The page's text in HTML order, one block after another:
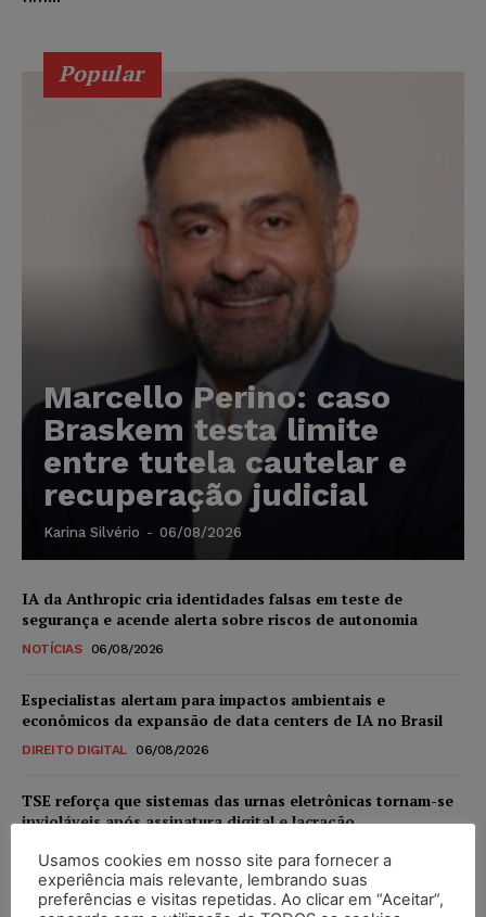
Popular
Marcello Perino: caso
Braskem testa limite
entre tutela cautelar e
recuperação judicial
Karina Silvério - 06/08/2026
IA da Anthropic cria identidades falsas em teste de
segurança e acende alerta sobre riscos de autonomia
NOTÍCIAS 06/08/2026
Especialistas alertam para impactos ambientais e
econômicos da expansão de data centers de IA no Brasil
DIREITO DIGITAL 06/08/2026
TSE reforça que sistemas das urnas eletrônicas tornam-se
invioláveis após assinatura digital e lacração
NOTÍCIAS 06/08/2026
STF inicia julgamento sobre constitucionalidade da
Usamos cookies em nosso site para fornecer a
experiência mais relevante, lembrando suas
preferências e visitas repetidas. Ao clicar em “Aceitar”,